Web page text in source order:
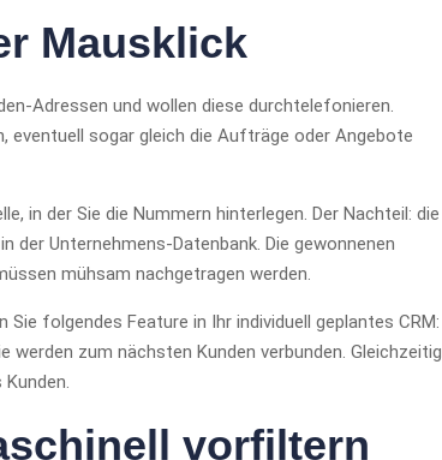
Mausklick
Adressen und wollen diese durchtelefonieren.
eventuell sogar gleich die Aufträge oder Angebote
in der Sie die Nummern hinterlegen. Der Nachteil: die
der Unternehmens-Datenbank. Die gewonnenen
mühsam nachgetragen werden.
Sie folgendes Feature in Ihr individuell geplantes CRM:
werden zum nächsten Kunden verbunden. Gleichzeitig
vorfiltern